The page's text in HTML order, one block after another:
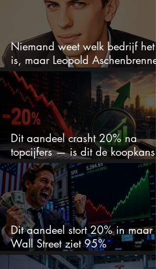
Niemand weet welk bedrijf het
is, maar Leopold Aschenbrenner
zet er nu $500 miljoen op
Dit aandeel crasht 20% na
topcijfers — is dit de koopkans
waar beleggers op wachtten?
Dit aandeel stort 20% in maar
Wall Street ziet 95%
koerspotentieel